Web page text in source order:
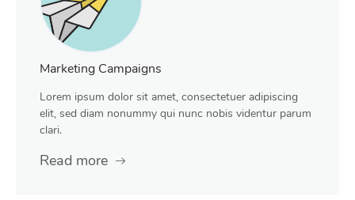
Marketing Campaigns
Lorem ipsum dolor sit amet, consectetuer adipiscing
elit, sed diam nonummy qui nunc nobis videntur parum
clari.
Read more